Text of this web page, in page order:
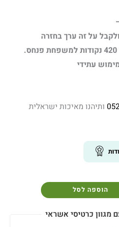
על זה ערך בחזרה
ותיהנו מאיכות ישראלית
הוספה לסל
מגוון כרטיסי אשראי